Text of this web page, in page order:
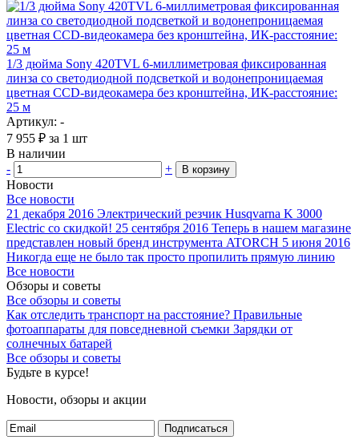
1/3 дюйма Sony 420TVL 6-миллиметровая фиксированная
линза со светодиодной подсветкой и водонепроницаемая
цветная CCD-видеокамера без кронштейна, ИК-расстояние:
25 м
Артикул: -
7 955 ₽ за 1 шт
В наличии
-
+ В корзину
Новости
Все новости
21 декабря 2016 Электрический резчик Husqvarna K 3000
Electric со скидкой! 25 сентября 2016 Теперь в нашем магазине
представлен новый бренд инструмента ATORCH 5 июня 2016
Никогда еще не было так просто пропилить прямую линию
Все новости
Обзоры и советы
Все обзоры и советы
Как отследить транспорт на расстояние? Правильные
фотоаппараты для повседневной съемки Зарядки от
солнечных батарей
Все обзоры и советы
Будьте в курсе!
Новости, обзоры и акции
Подписаться